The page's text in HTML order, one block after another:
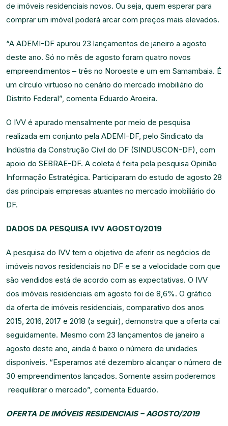
de imóveis residenciais novos. Ou seja, quem esperar para
comprar um imóvel poderá arcar com preços mais elevados.
“A ADEMI-DF apurou 23 lançamentos de janeiro a agosto
deste ano. Só no mês de agosto foram quatro novos
empreendimentos – três no Noroeste e um em Samambaia. É
um círculo virtuoso no cenário do mercado imobiliário do
Distrito Federal”, comenta Eduardo Aroeira.
O IVV é apurado mensalmente por meio de pesquisa
realizada em conjunto pela ADEMI-DF, pelo Sindicato da
Indústria da Construção Civil do DF (SINDUSCON-DF), com
apoio do SEBRAE-DF. A coleta é feita pela pesquisa Opinião
Informação Estratégica. Participaram do estudo de agosto 28
das principais empresas atuantes no mercado imobiliário do
DF.
DADOS DA PESQUISA IVV AGOSTO/2019
A pesquisa do IVV tem o objetivo de aferir os negócios de
imóveis novos residenciais no DF e se a velocidade com que
são vendidos está de acordo com as expectativas. O IVV
dos imóveis residenciais em agosto foi de 8,6%. O gráfico
da oferta de imóveis residenciais, comparativo dos anos
2015, 2016, 2017 e 2018 (a seguir), demonstra que a oferta cai
seguidamente. Mesmo com 23 lançamentos de janeiro a
agosto deste ano, ainda é baixo o número de unidades
disponíveis. “Esperamos até dezembro alcançar o número de
30 empreendimentos lançados. Somente assim poderemos
reequilibrar o mercado”, comenta Eduardo.
OFERTA DE IMÓVEIS RESIDENCIAIS – AGOSTO/2019